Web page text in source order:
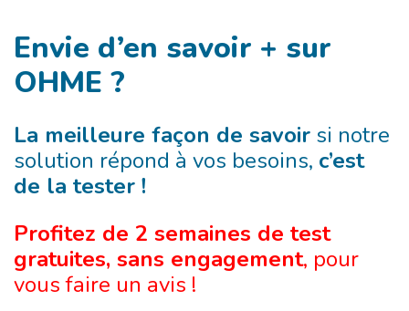
Envie d’en savoir + sur
OHME ?
La meilleure façon de savoir si notre
solution répond à vos besoins, c’est
de la tester !
Profitez de 2 semaines de test
gratuites, sans engagement, pour
vous faire un avis !